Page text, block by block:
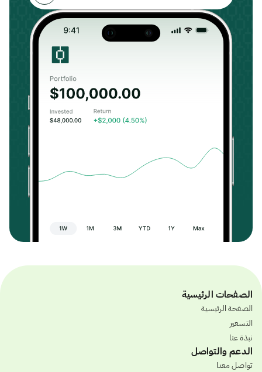
الصفحات الرئيسية
الصفحة الرئيسية
التسعير
نبذة عنا
الدعم والتواصل
تواصل معنا